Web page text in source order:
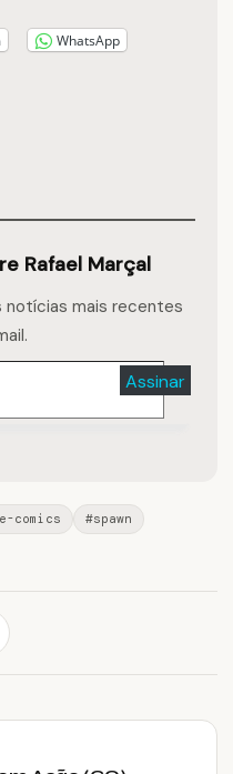
WhatsApp
Rafael Marçal
notícias mais recentes
Assinar
comics
#spawn